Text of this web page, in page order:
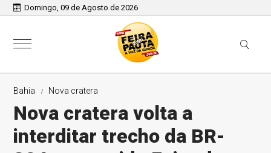
Domingo, 09 de Agosto de 2026
Bahia Nova cratera
Nova cratera volta a
interditar trecho da BR-